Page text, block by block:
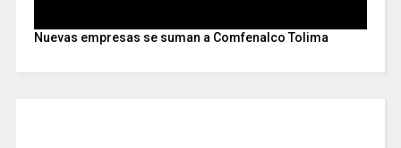
Nuevas empresas se suman a Comfenalco Tolima